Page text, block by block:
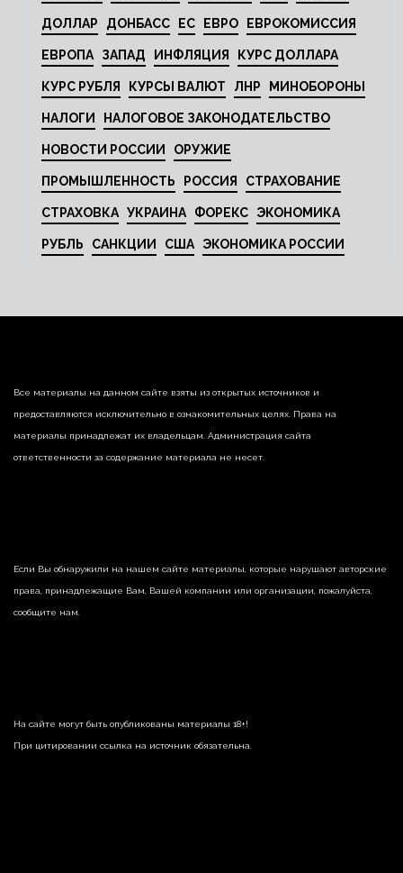
ДОЛЛАР ДОНБАСС ЕС ЕВРО ЕВРОКОМИССИЯ
ЕВРОПА ЗАПАД ИНФЛЯЦИЯ КУРС ДОЛЛАРА
КУРС РУБЛЯ КУРСЫ ВАЛЮТ ЛНР МИНОБОРОНЫ
НАЛОГИ НАЛОГОВОЕ ЗАКОНОДАТЕЛЬСТВО
НОВОСТИ РОССИИ ОРУЖИЕ
ПРОМЫШЛЕННОСТЬ РОССИЯ СТРАХОВАНИЕ
СТРАХОВКА УКРАИНА ФОРЕКС ЭКОНОМИКА
РУБЛЬ САНКЦИИ США ЭКОНОМИКА РОССИИ
Все материалы на данном сайте взяты из открытых источников и
предоставляются исключительно в ознакомительных целях. Права на
материалы принадлежат их владельцам. Администрация сайта
ответственности за содержание материала не несет.
Если Вы обнаружили на нашем сайте материалы, которые нарушают авторские
права, принадлежащие Вам, Вашей компании или организации, пожалуйста,
сообщите нам.
На сайте могут быть опубликованы материалы 18+!
При цитировании ссылка на источник обязательна.